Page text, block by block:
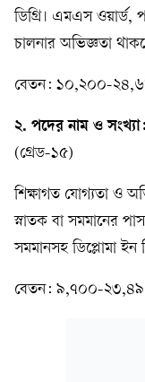
ডিগ্রি। এমএস ওয়ার্ড,
চালনার অভিজ্ঞতা
বেতন: ১০,২০০-
২. পদের নাম ও
(গ্রেড-১৫)
শিক্ষাগত যোগ্যতা ও
স্নাতক বা সমমানের
সমমানসহ ডিপ্লোমা ইন
বেতন: ৯,৭০০-